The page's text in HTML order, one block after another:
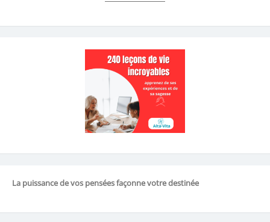
La puissance de vos pensées façonne votre destinée